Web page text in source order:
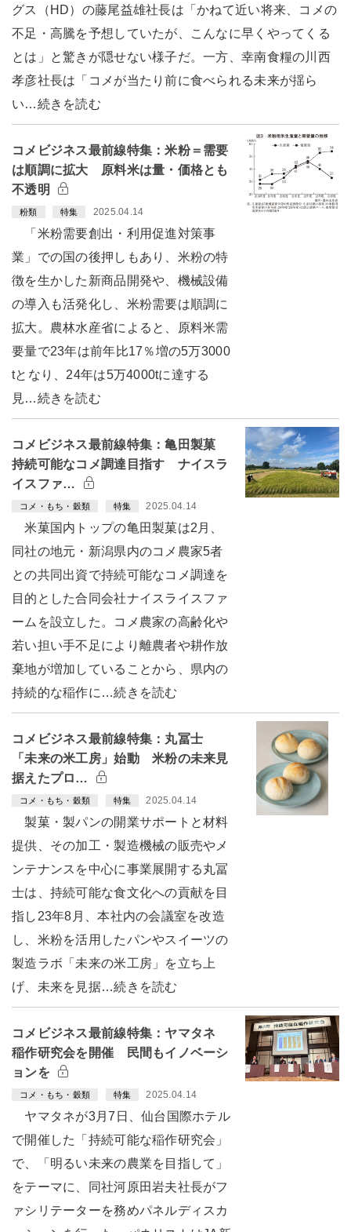
グス（HD）の藤尾益雄社長は「かねて近い将来、コメの
不足・高騰を予想していたが、こんなに早くやってくる
とは」と驚きが隠せない様子だ。一方、幸南食糧の川西
孝彦社長は「コメが当たり前に食べられる未来が揺ら
い…続きを読む
コメビジネス最前線特集：米粉＝需要
は順調に拡大 原料米は量・価格とも
不透明
粉類 特集 2025.04.14
「米粉需要創出・利用促進対策事
業」での国の後押しもあり、米粉の特
徴を生かした新商品開発や、機械設備
の導入も活発化し、米粉需要は順調に
拡大。農林水産省によると、原料米需
要量で23年は前年比17％増の5万3000
tとなり、24年は5万4000tに達する
見…続きを読む
コメビジネス最前線特集：亀田製菓
持続可能なコメ調達目指す ナイスラ
イスファ…
コメ・もち・穀類 特集 2025.04.14
米菓国内トップの亀田製菓は2月、
同社の地元・新潟県内のコメ農家5者
との共同出資で持続可能なコメ調達を
目的とした合同会社ナイスライスファ
ームを設立した。コメ農家の高齢化や
若い担い手不足により離農者や耕作放
棄地が増加していることから、県内の
持続的な稲作に…続きを読む
コメビジネス最前線特集：丸冨士
「未来の米工房」始動 米粉の未来見
据えたプロ…
コメ・もち・穀類 特集 2025.04.14
製菓・製パンの開業サポートと材料
提供、その加工・製造機械の販売やメ
ンテナンスを中心に事業展開する丸冨
士は、持続可能な食文化への貢献を目
指し23年8月、本社内の会議室を改造
し、米粉を活用したパンやスイーツの
製造ラボ「未来の米工房」を立ち上
げ、未来を見据…続きを読む
コメビジネス最前線特集：ヤマタネ
稲作研究会を開催 民間もイノベーシ
ョンを
コメ・もち・穀類 特集 2025.04.14
ヤマタネが3月7日、仙台国際ホテル
で開催した「持続可能な稲作研究会」
で、「明るい未来の農業を目指して」
をテーマに、同社河原田岩夫社長がフ
ァシリテーターを務めパネルディスカ